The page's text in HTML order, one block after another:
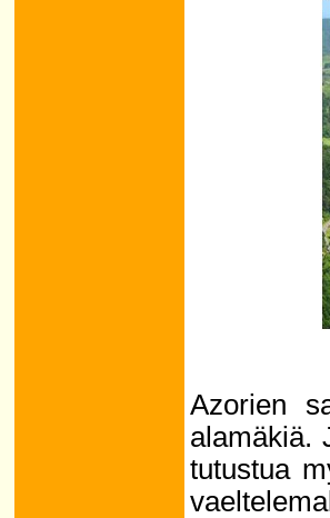
Azorien
alamäkiä.
tutustua